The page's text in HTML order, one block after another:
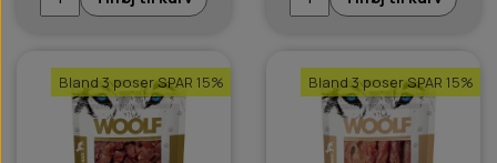
Bland 3 poser SPAR 15% Bland 3 poser SPAR 15%